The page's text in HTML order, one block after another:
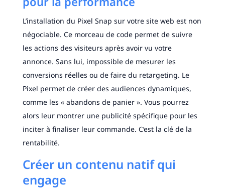
L’installation du Pixel Snap sur votre site web est non
négociable. Ce morceau de code permet de suivre
les actions des visiteurs après avoir vu votre
annonce. Sans lui, impossible de mesurer les
conversions réelles ou de faire du retargeting. Le
Pixel permet de créer des audiences dynamiques,
comme les « abandons de panier ». Vous pourrez
alors leur montrer une publicité spécifique pour les
inciter à finaliser leur commande. C’est la clé de la
rentabilité.
Créer un contenu natif qui
engage